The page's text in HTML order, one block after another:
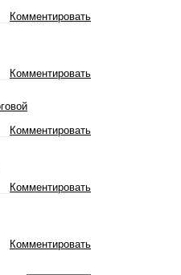
Комментировать
Комментировать
Комментировать
Комментировать
Комментировать